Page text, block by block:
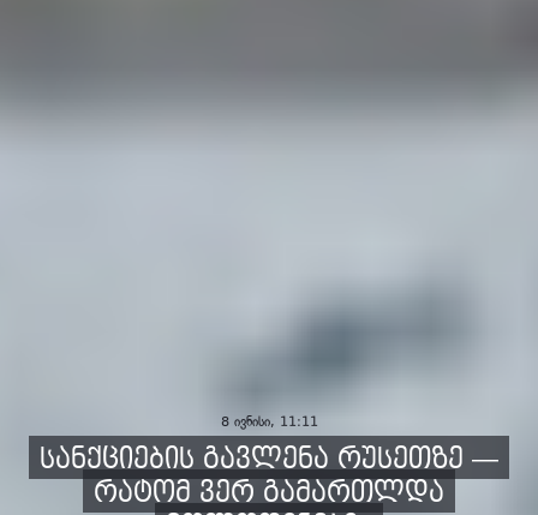
8 ივნისი, 11:11
სანქციების გავლენა რუსეთზე —
რატომ ვერ გამართლდა